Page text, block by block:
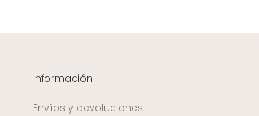
Información
Envíos y devoluciones